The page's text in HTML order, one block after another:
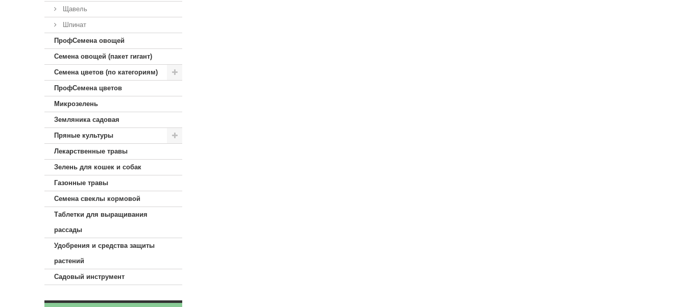
Щавель
Шпинат
ПрофСемена овощей
Семена овощей (пакет гигант)
Семена цветов (по категориям)
ПрофСемена цветов
Микрозелень
Земляника садовая
Пряные культуры
Лекарственные травы
Зелень для кошек и собак
Газонные травы
Семена свеклы кормовой
Таблетки для выращивания
рассады
Удобрения и средства защиты
растений
Садовый инструмент